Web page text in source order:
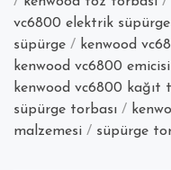
vc6800 elektrik
süpürge / kenwood
kenwood vc6800 emicisi
kenwood vc6800 kağıt
süpürge torbası /
malzemesi / süpürge